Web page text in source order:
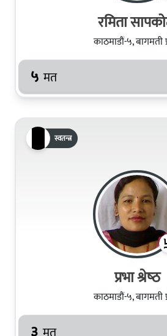
रमिता
काठमाडौं-५, बागमती
५ मत
स्वतन्त्र
प्रभा श्रेष्‍ठ
काठमाडौं-५, बागमती